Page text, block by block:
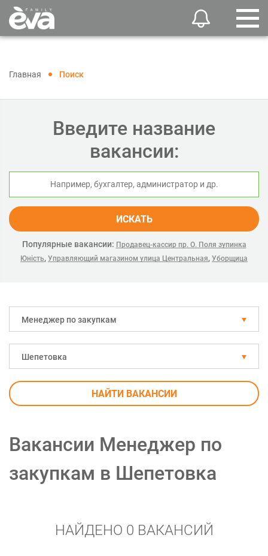
Главная Поиск
Введите название
вакансии:
ИСКАТЬ
Популярные вакансии: Продавец-кассир пр. О. Поля зупинка
Юність, Управляющий магазином улица Центральная, Уборщица
Менеджер по закупкам
Шепетовка
НАЙТИ ВАКАНСИИ
Вакансии Менеджер по
закупкам в Шепетовка
НАЙДЕНО 0 ВАКАНСИЙ